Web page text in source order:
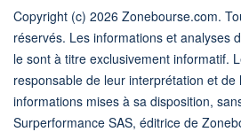
Copyright (c) 2026 Zonebourse.com.
réservés. Les informations et analyses
le sont à titre exclusivement informatif.
responsable de leur interprétation et de
informations mises à sa disposition,
Surperformance SAS, éditrice de